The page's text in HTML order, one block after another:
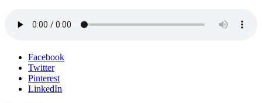
Facebook
Twitter
Pinterest
LinkedIn